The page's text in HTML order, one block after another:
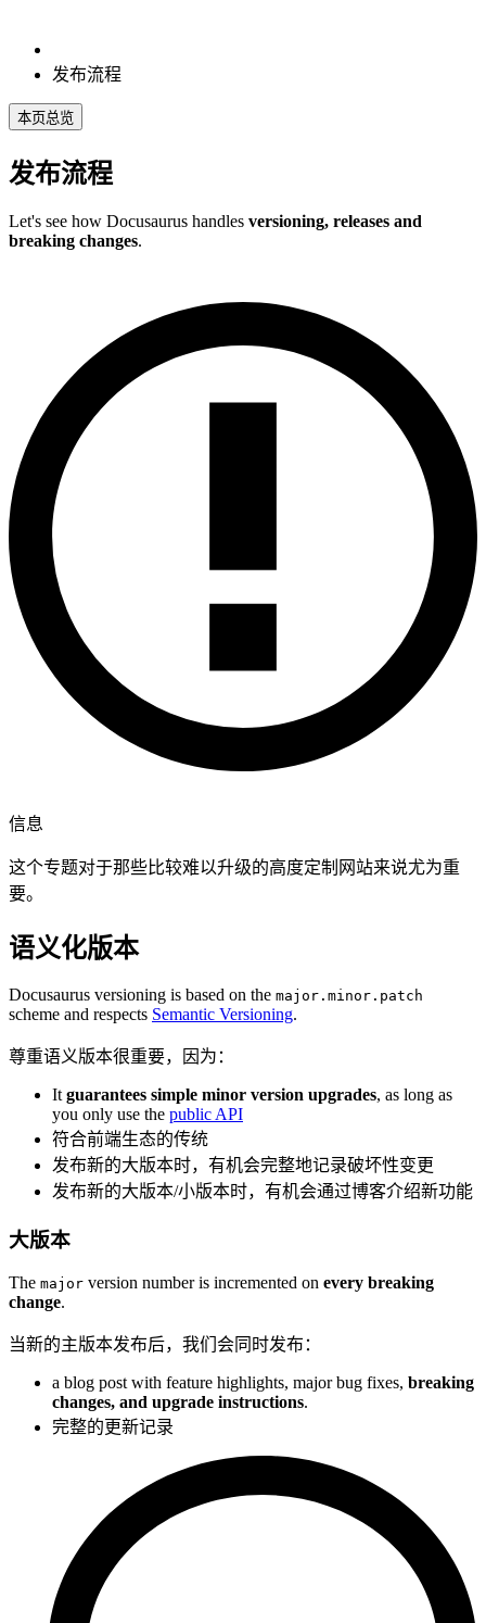
发布流程
本页总览
发布流程
Let's see how Docusaurus handles versioning, releases and
breaking changes.
信息
这个专题对于那些比较难以升级的高度定制网站来说尤为重
要。
语义化版本
Docusaurus versioning is based on the major.minor.patch
scheme and respects Semantic Versioning.
尊重语义版本很重要，因为：
Itguarantees simple minor version upgrades, as long as
you only use the public API
符合前端生态的传统
发布新的大版本时，有机会完整地记录破坏性变更
发布新的大版本/小版本时，有机会通过博客介绍新功能
大版本
The major version number is incremented on every breaking
change.
当新的主版本发布后，我们会同时发布：
a blog post with feature highlights, major bug fixes, breaking
changes, and upgrade instructions.
完整的更新记录